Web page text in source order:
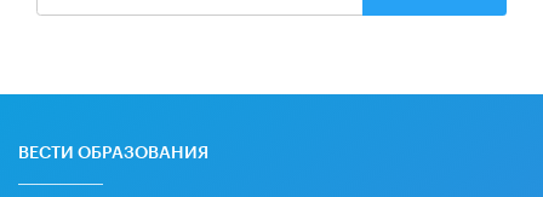
ВЕСТИ ОБРАЗОВАНИЯ